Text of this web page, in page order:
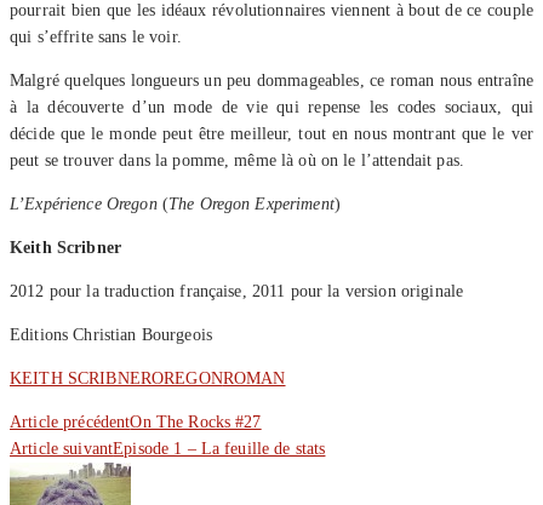
pourrait bien que les idéaux révolutionnaires viennent à bout de ce couple
qui s’effrite sans le voir.
Malgré quelques longueurs un peu dommageables, ce roman nous entraîne
à la découverte d’un mode de vie qui repense les codes sociaux, qui
décide que le monde peut être meilleur, tout en nous montrant que le ver
peut se trouver dans la pomme, même là où on le l’attendait pas.
L’Expérience Oregon(The Oregon Experiment)
Keith Scribner
2012 pour la traduction française, 2011 pour la version originale
Editions Christian Bourgeois
KEITH SCRIBNEROREGONROMAN
Article précédentOn The Rocks #27
Article suivantEpisode 1 – La feuille de stats